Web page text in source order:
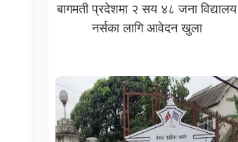
बागमती प्रदेशमा २ सय ४८ जना विद्यालय
नर्सका लागि आवेदन खुला